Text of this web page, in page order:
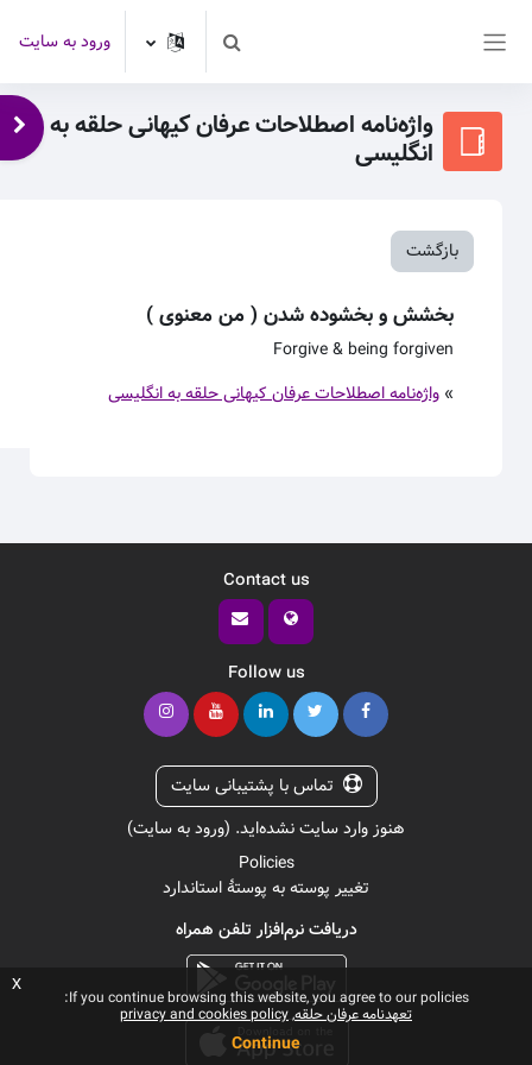
Toggle search inputورود به سایت
واژه‌نامه اصطلاحات عرفان کیهانی حلقه به
انگلیسی
بازگشت
بخشش و بخشوده شدن ( من معنوی )
Forgive & being forgiven
» واژه‌نامه اصطلاحات عرفان کیهانی حلقه به انگلیسی
Contact us
Follow us
تماس با پشتیبانی سایت
هنوز وارد سایت نشده‌اید. (ورود به سایت)
Policies
تغییر پوسته به پوستهٔ استاندارد
دریافت نرم‌افزار تلفن همراه
If you continue browsing this website, you agree to our policies:
تعهدنامه عرفان حلقه privacy and cookies policy
Continue
x